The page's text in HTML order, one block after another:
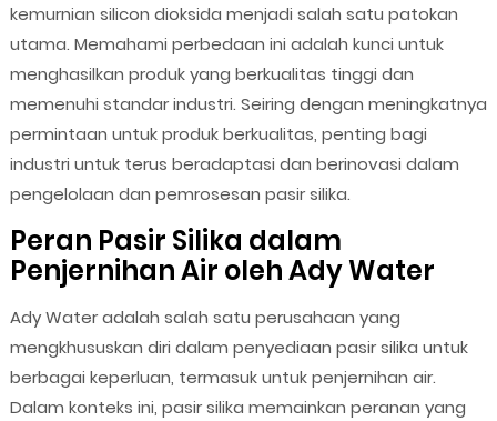
kemurnian silicon dioksida menjadi salah satu patokan
utama. Memahami perbedaan ini adalah kunci untuk
menghasilkan produk yang berkualitas tinggi dan
memenuhi standar industri. Seiring dengan meningkatnya
permintaan untuk produk berkualitas, penting bagi
industri untuk terus beradaptasi dan berinovasi dalam
pengelolaan dan pemrosesan pasir silika.
Peran Pasir Silika dalam
Penjernihan Air oleh Ady Water
Ady Water adalah salah satu perusahaan yang
mengkhususkan diri dalam penyediaan pasir silika untuk
berbagai keperluan, termasuk untuk penjernihan air.
Dalam konteks ini, pasir silika memainkan peranan yang